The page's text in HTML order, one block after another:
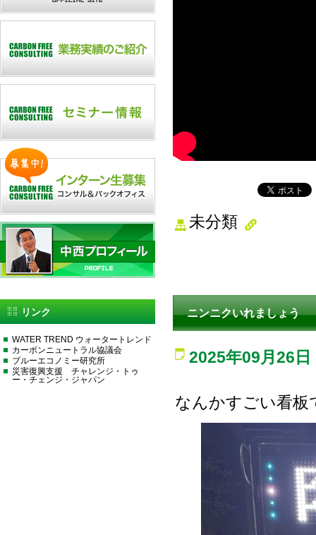
未分類
ニンニクいれましょう
2025年09月26日
なんかすごい看板
リンク
WATER TREND ウォータートレンド
カーボンニュートラル協議会
ブルーエコノミー研究所
災害復興支援 チャレンジ・トゥ
ー・チェンジ・ジャパン